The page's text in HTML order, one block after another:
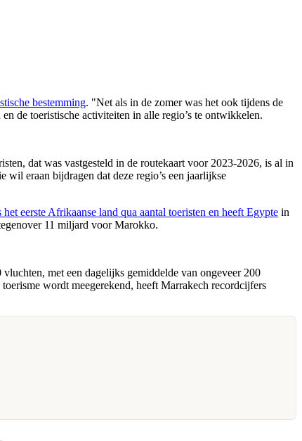
bestemming. "Net als in de zomer was het ook tijdens de
de toeristische activiteiten in alle regio’s te ontwikkelen.
dat was vastgesteld in de routekaart voor 2023-2026, is al in
wil eraan bijdragen dat deze regio’s een jaarlijkse
eerste Afrikaanse land qua aantal toeristen en heeft Egypte in
11 miljard voor Marokko.
met een dagelijks gemiddelde van ongeveer 200
wordt meegerekend, heeft Marrakech recordcijfers